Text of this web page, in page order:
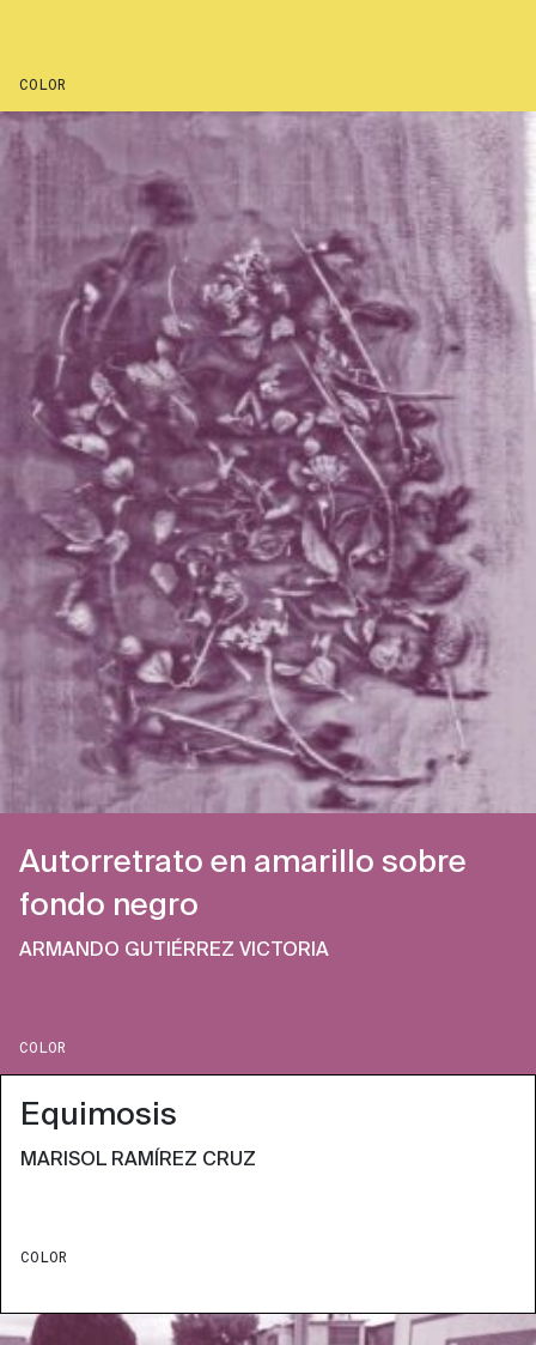
COLOR
Autorretrato en amarillo sobre
fondo negro
ARMANDO GUTIÉRREZ VICTORIA
COLOR
Equimosis
MARISOL RAMÍREZ CRUZ
COLOR